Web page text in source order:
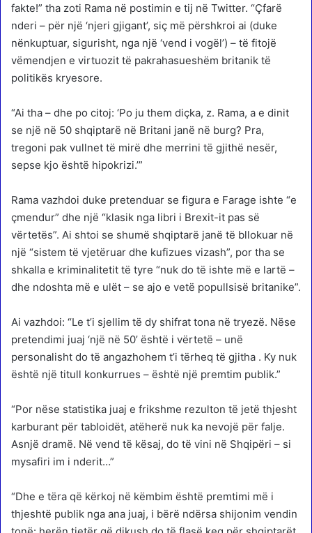
fakte!” tha zoti Rama në postimin e tij në Twitter. “Çfarë
nderi – për një ‘njeri gjigant’, siç më përshkroi ai (duke
nënkuptuar, sigurisht, nga një ‘vend i vogël’) – të fitojë
vëmendjen e virtuozit të pakrahasueshëm britanik të
politikës kryesore.
“Ai tha – dhe po citoj: ‘Po ju them diçka, z. Rama, a e dinit
se një në 50 shqiptarë në Britani janë në burg? Pra,
tregoni pak vullnet të mirë dhe merrini të gjithë nesër,
sepse kjo është hipokrizi.’”
Rama vazhdoi duke pretenduar se figura e Farage ishte “e
çmendur” dhe një “klasik nga libri i Brexit-it pas së
vërtetës”. Ai shtoi se shumë shqiptarë janë të bllokuar në
një “sistem të vjetëruar dhe kufizues vizash”, por tha se
shkalla e kriminalitetit të tyre “nuk do të ishte më e lartë –
dhe ndoshta më e ulët – se ajo e vetë popullsisë britanike”.
Ai vazhdoi: “Le t’i sjellim të dy shifrat tona në tryezë. Nëse
pretendimi juaj ‘një në 50’ është i vërtetë – unë
personalisht do të angazhohem t’i tërheq të gjitha . Ky nuk
është një titull konkurrues – është një premtim publik.”
“Por nëse statistika juaj e frikshme rezulton të jetë thjesht
karburant për tabloidët, atëherë nuk ka nevojë për falje.
Asnjë dramë. Në vend të kësaj, do të vini në Shqipëri – si
mysafiri im i nderit…”
“Dhe e tëra që kërkoj në këmbim është premtimi më i
thjeshtë publik nga ana juaj, i bërë ndërsa shijonim vendin